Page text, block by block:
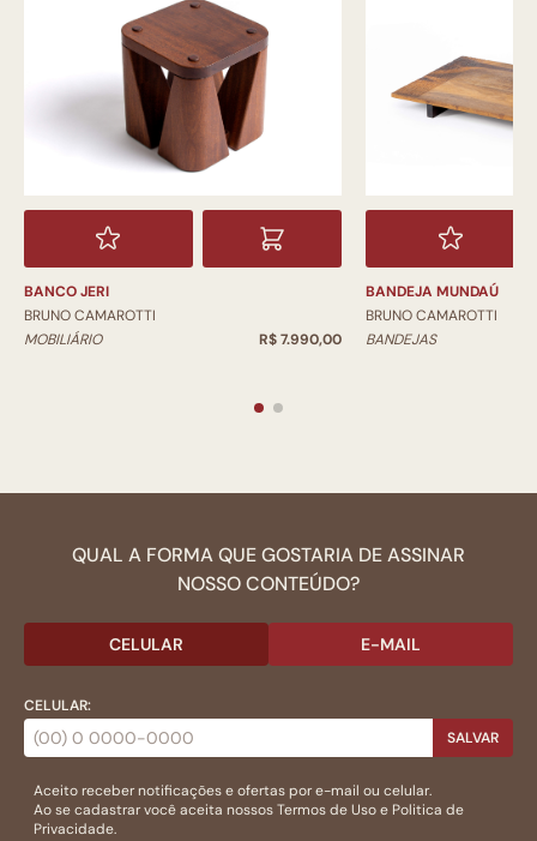
BANCO JERI
BRUNO CAMAROTTI
MOBILIÁRIO
R$ 7.990,00
BANDEJA MUNDAÚ
BRUNO CAMAROTTI
BANDEJAS
QUAL A FORMA QUE GOSTARIA DE ASSINAR
NOSSO CONTEÚDO?
CELULAR E-MAIL
CELULAR:
SALVAR
Aceito receber notificações e ofertas por e-mail ou celular.
Ao se cadastrar você aceita nossosTermos de Usoe Politica de
Privacidade.